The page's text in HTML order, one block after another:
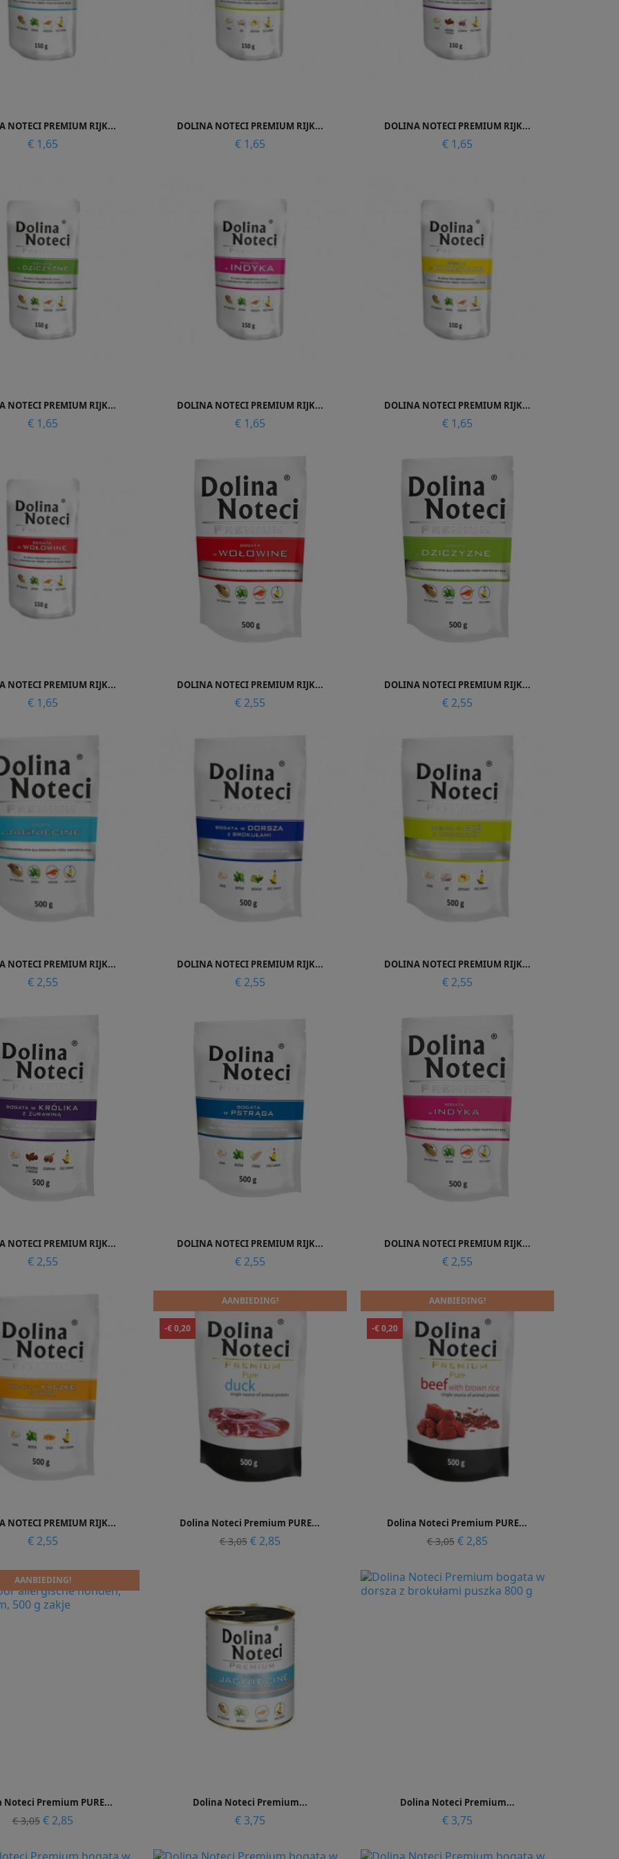
NOTECI PREMIUM RIJK...
Prijs
€ 1,65
Snel bekijken DOLINA NOTECI PREMIUM RIJK...
Prijs
€ 1,65
 Snel bekijken DOLINA NOTECI PREMIUM RIJK...
Prijs
€ 1,65
 Snel bekijken
NOTECI PREMIUM RIJK...
Prijs
€ 1,65
Snel bekijken DOLINA NOTECI PREMIUM RIJK...
Prijs
€ 1,65
 Snel bekijken DOLINA NOTECI PREMIUM RIJK...
Prijs
€ 1,65
 Snel bekijken
NOTECI PREMIUM RIJK...
Prijs
€ 1,65
Snel bekijken DOLINA NOTECI PREMIUM RIJK...
Prijs
€ 2,55
 Snel bekijken DOLINA NOTECI PREMIUM RIJK...
Prijs
€ 2,55
 Snel bekijken
NOTECI PREMIUM RIJK...
Prijs
€ 2,55
Snel bekijken DOLINA NOTECI PREMIUM RIJK...
Prijs
€ 2,55
 Snel bekijken DOLINA NOTECI PREMIUM RIJK...
Prijs
€ 2,55
 Snel bekijken
NOTECI PREMIUM RIJK...
Prijs
€ 2,55
Snel bekijken DOLINA NOTECI PREMIUM RIJK...
Prijs
€ 2,55
 Snel bekijken DOLINA NOTECI PREMIUM RIJK...
Prijs
€ 2,55
 Snel bekijken
NOTECI PREMIUM RIJK...
Prijs
€ 2,55
Snel bekijken Dolina Noteci Premium PURE...
Normale
€ 3,05
-€ 0,20
Prijs
€ 2,85
AANBIEDING!
 Snel bekijken Dolina Noteci Premium PURE...
Normale
€ 3,05
-€ 0,20
Prijs
€ 2,85
AANBIEDING!
 Snel bekijken
Noteci Premium PURE...
Normale
€ 3,05 Prijs
€ 2,85
AANBIEDING!
Snel bekijken Dolina Noteci Premium...
Prijs
€ 3,75
 Snel bekijken Dolina Noteci Premium...
Prijs
€ 3,75
 Snel bekijken